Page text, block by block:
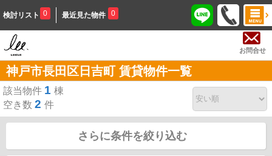
検討リスト 0 最近見た物件 0
お問合せ
神戸市長田区日吉町 賃貸物件一覧
該当物件 1 棟
空き数 2 件
さらに条件を絞り込む